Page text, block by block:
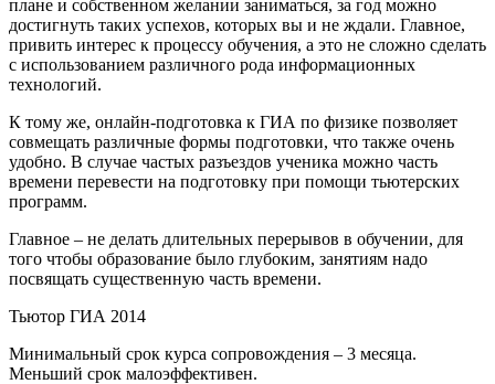
плане и собственном желании заниматься, за год можно
достигнуть таких успехов, которых вы и не ждали. Главное,
привить интерес к процессу обучения, а это не сложно сделать
с использованием различного рода информационных
технологий.
К тому же, онлайн-подготовка к ГИА по физике позволяет
совмещать различные формы подготовки, что также очень
удобно. В случае частых разъездов ученика можно часть
времени перевести на подготовку при помощи тьютерских
программ.
Главное – не делать длительных перерывов в обучении, для
того чтобы образование было глубоким, занятиям надо
посвящать существенную часть времени.
Тьютор ГИА 2014
Минимальный срок курса сопровождения – 3 месяца.
Меньший срок малоэффективен.